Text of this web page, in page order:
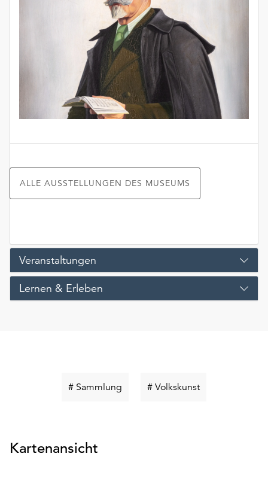
ALLE AUSSTELLUNGEN DES MUSEUMS
Veranstaltungen
Lernen & Erleben
# Sammlung Schlüsselwort
# VolkskunstSchlüsselwort
Kartenansicht